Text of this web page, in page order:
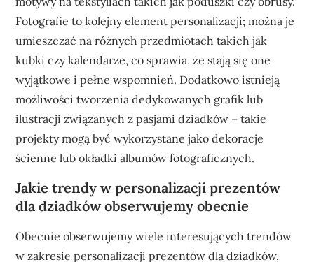
Fotografie to kolejny element personalizacji; można je
umieszczać na różnych przedmiotach takich jak
kubki czy kalendarze, co sprawia, że stają się one
wyjątkowe i pełne wspomnień. Dodatkowo istnieją
możliwości tworzenia dedykowanych grafik lub
ilustracji związanych z pasjami dziadków – takie
projekty mogą być wykorzystane jako dekoracje
ścienne lub okładki albumów fotograficznych.
Jakie trendy w personalizacji prezentów
dla dziadków obserwujemy obecnie
Obecnie obserwujemy wiele interesujących trendów
w zakresie personalizacji prezentów dla dziadków,